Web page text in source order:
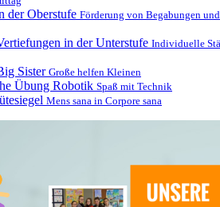
der Oberstufe Förderung von Begabungen und
in der Unterstufe Individuelle
Sister Große helfen Kleinen
Übung Robotik Spaß mit Technik
Mens sana in Corpore sana